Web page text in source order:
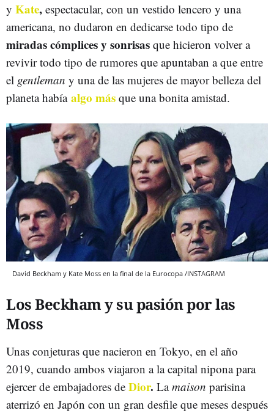
y Kate, espectacular, con un vestido lencero y una
americana, no dudaron en dedicarse todo tipo de
miradas cómplices y sonrisas que hicieron volver a
revivir todo tipo de rumores que apuntaban a que entre
el gentleman y una de las mujeres de mayor belleza del
planeta había algo más que una bonita amistad.
David Beckham y Kate Moss en la final de la Eurocopa /INSTAGRAM
Los Beckham y su pasión por las
Moss
Unas conjeturas que nacieron en Tokyo, en el año
2019, cuando ambos viajaron a la capital nipona para
ejercer de embajadores de Dior. Lamaison parisina
aterrizó en Japón con un gran desfile que meses después